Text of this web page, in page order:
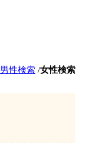
男性検索 /女性検索